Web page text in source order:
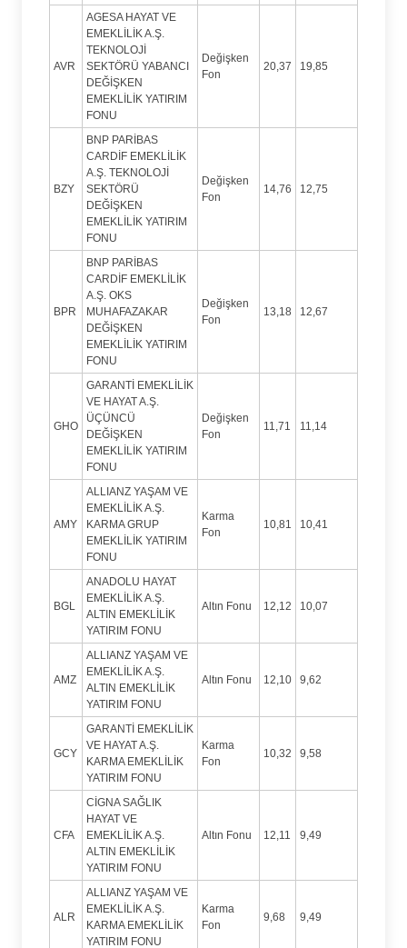
AVR
AGESA HAYAT VE
EMEKLİLİK A.Ş.
TEKNOLOJİ
SEKTÖRÜ YABANCI
DEĞİŞKEN
EMEKLİLİK YATIRIM
FONU
Değişken
Fon
20,37 19,85
BZY
BNP PARİBAS
CARDİF EMEKLİLİK
A.Ş. TEKNOLOJİ
SEKTÖRÜ
DEĞİŞKEN
EMEKLİLİK YATIRIM
FONU
Değişken
Fon
14,76 12,75
BPR
BNP PARİBAS
CARDİF EMEKLİLİK
A.Ş. OKS
MUHAFAZAKAR
DEĞİŞKEN
EMEKLİLİK YATIRIM
FONU
Değişken
Fon
13,18 12,67
GHO
GARANTİ EMEKLİLİK
VE HAYAT A.Ş.
ÜÇÜNCÜ
DEĞİŞKEN
EMEKLİLİK YATIRIM
FONU
Değişken
Fon
11,71 11,14
AMY
ALLIANZ YAŞAM VE
EMEKLİLİK A.Ş.
KARMA GRUP
EMEKLİLİK YATIRIM
FONU
Karma
Fon
10,81 10,41
BGL
ANADOLU HAYAT
EMEKLİLİK A.Ş.
ALTIN EMEKLİLİK
YATIRIM FONU
Altın Fonu 12,12 10,07
AMZ
ALLIANZ YAŞAM VE
EMEKLİLİK A.Ş.
ALTIN EMEKLİLİK
YATIRIM FONU
Altın Fonu 12,10 9,62
GCY
GARANTİ EMEKLİLİK
VE HAYAT A.Ş.
KARMA EMEKLİLİK
YATIRIM FONU
Karma
Fon
10,32 9,58
CFA
CİGNA SAĞLIK
HAYAT VE
EMEKLİLİK A.Ş.
ALTIN EMEKLİLİK
YATIRIM FONU
Altın Fonu 12,11 9,49
ALR
ALLIANZ YAŞAM VE
EMEKLİLİK A.Ş.
KARMA EMEKLİLİK
YATIRIM FONU
Karma
Fon
9,68 9,49